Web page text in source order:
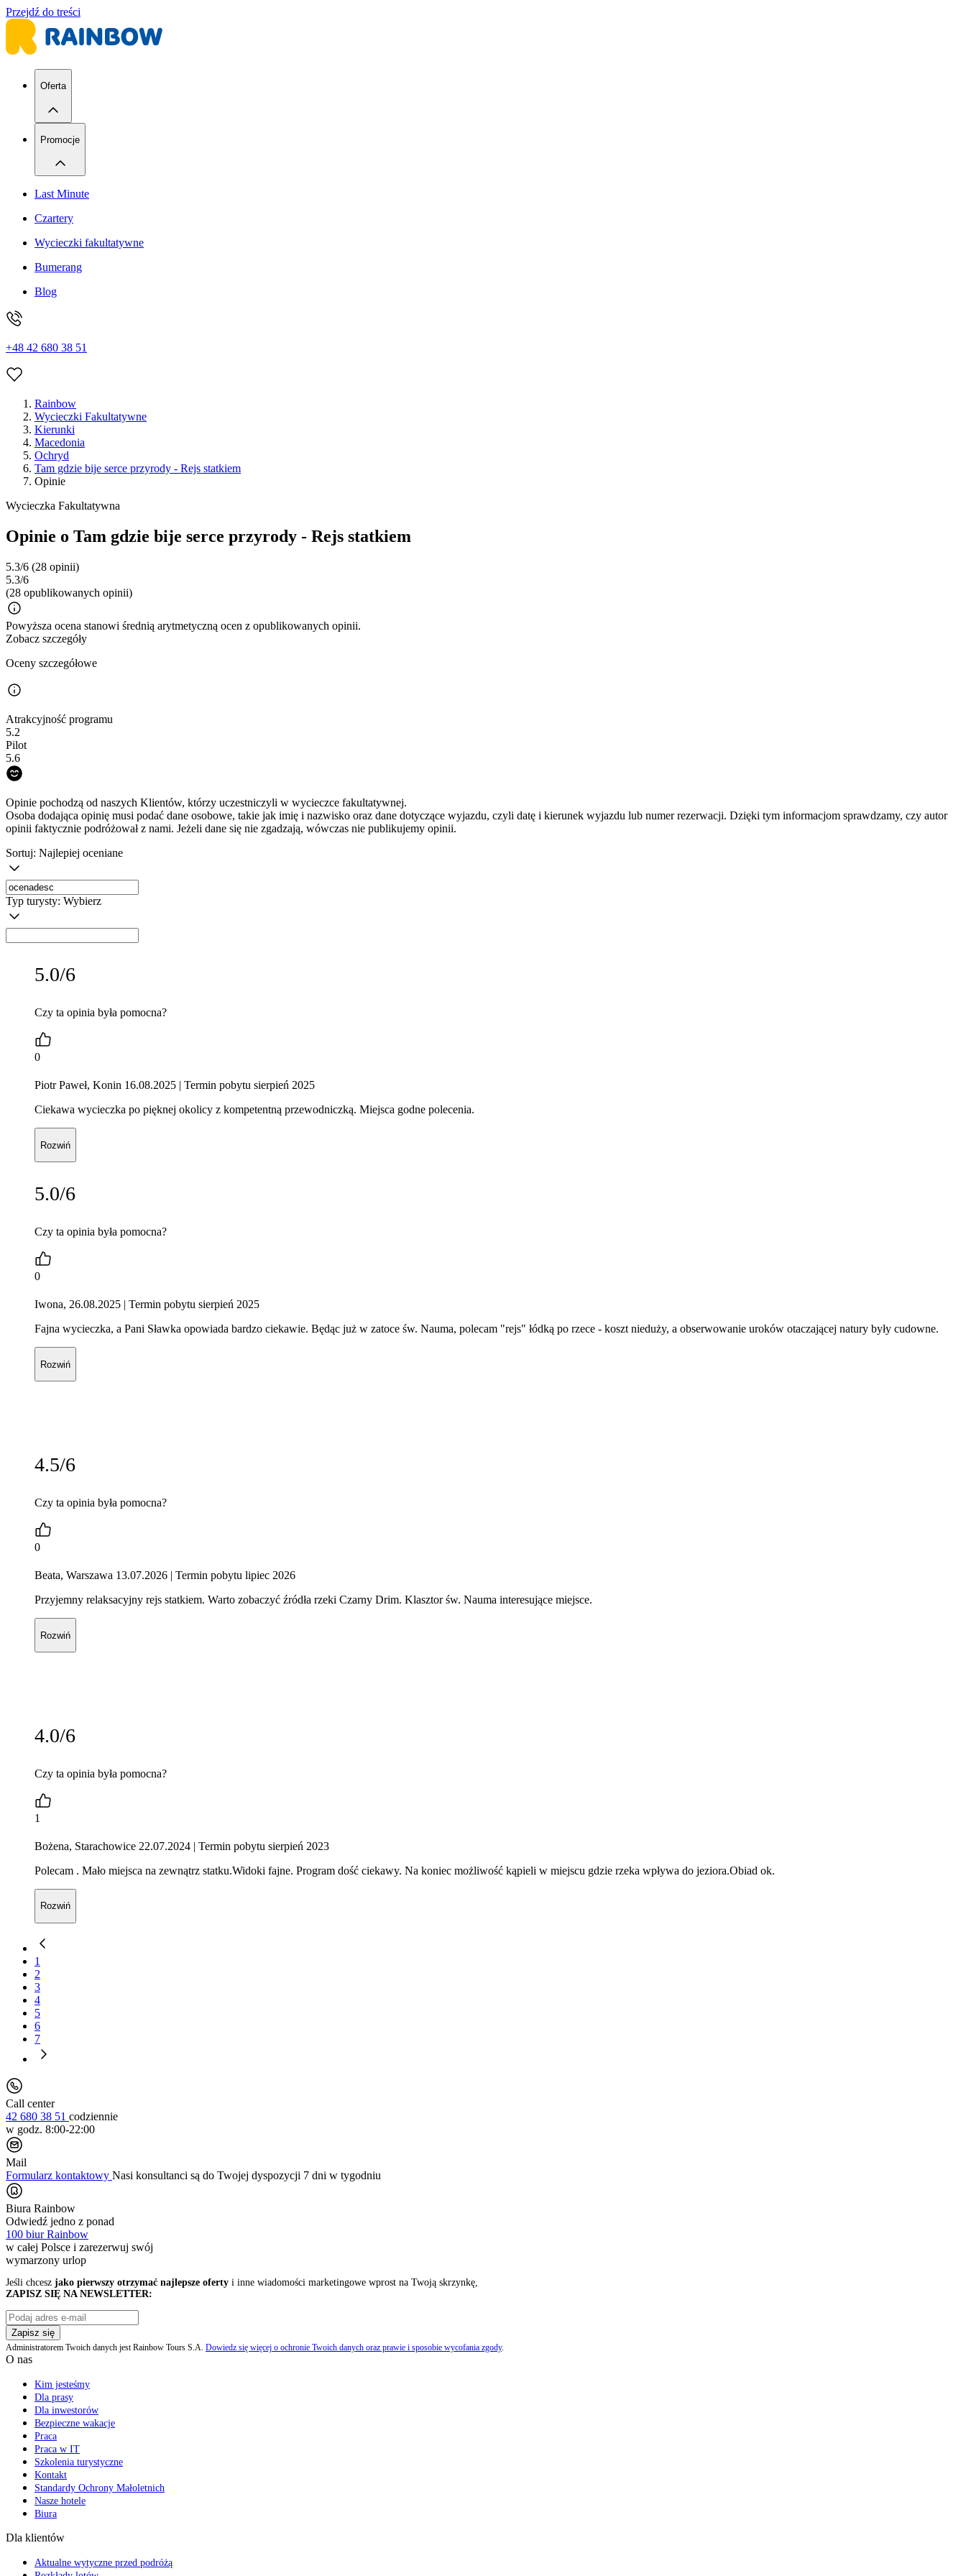
Przejdź do treści
Oferta
Promocje
Last Minute
Czartery
Wycieczki fakultatywne
Bumerang
Blog
+48 42 680 38 51
Rainbow
Wycieczki Fakultatywne
Kierunki
Macedonia
Ochryd
Tam gdzie bije serce przyrody - Rejs statkiem
Opinie
Wycieczka Fakultatywna
Opinie o Tam gdzie bije serce przyrody - Rejs statkiem
5.3/6 (28 opinii)
5.3/6
(28 opublikowanych opinii)
Powyższa ocena stanowi średnią arytmetyczną ocen z opublikowanych opinii.
Zobacz szczegóły
Oceny szczegółowe
Atrakcyjność programu
5.2
Pilot
5.6
Opinie pochodzą od naszych Klientów, którzy uczestniczyli w wycieczce fakultatywnej.
Osoba dodająca opinię musi podać dane osobowe, takie jak imię i nazwisko oraz dane dotyczące wyjazdu, czyli datę i kierunek wyjazdu lub numer rezerwacji. Dzięki tym informacjom sprawdzamy, czy autor
opinii faktycznie podróżował z nami. Jeżeli dane się nie zgadzają, wówczas nie publikujemy opinii.
Sortuj: Najlepiej oceniane
Typ turysty: Wybierz
5.0/6
Czy ta opinia była pomocna?
0
Piotr Paweł, Konin 16.08.2025 | Termin pobytu sierpień 2025
Ciekawa wycieczka po pięknej okolicy z kompetentną przewodniczką. Miejsca godne polecenia.
Rozwiń
5.0/6
Czy ta opinia była pomocna?
0
Iwona, 26.08.2025 | Termin pobytu sierpień 2025
Fajna wycieczka, a Pani Sławka opowiada bardzo ciekawie. Będąc już w zatoce św. Nauma, polecam "rejs" łódką po rzece - koszt nieduży, a obserwowanie uroków otaczającej natury były cudowne.
Rozwiń
4.5/6
Czy ta opinia była pomocna?
0
Beata, Warszawa 13.07.2026 | Termin pobytu lipiec 2026
Przyjemny relaksacyjny rejs statkiem. Warto zobaczyć źródła rzeki Czarny Drim. Klasztor św. Nauma interesujące miejsce.
Rozwiń
4.0/6
Czy ta opinia była pomocna?
1
Bożena, Starachowice 22.07.2024 | Termin pobytu sierpień 2023
Polecam . Mało miejsca na zewnątrz statku.Widoki fajne. Program dość ciekawy. Na koniec możliwość kąpieli w miejscu gdzie rzeka wpływa do jeziora.Obiad ok.
Rozwiń
1
2
3
4
5
6
7
Call center
42 680 38 51 codziennie
w godz. 8:00-22:00
Mail
Formularz kontaktowy Nasi konsultanci są do Twojej dyspozycji 7 dni w tygodniu
Biura Rainbow
Odwiedź jedno z ponad
100 biur Rainbow
w całej Polsce i zarezerwuj swój
wymarzony urlop
Jeśli chcesz jako pierwszy otrzymać najlepsze oferty i inne wiadomości marketingowe wprost na Twoją skrzynkę,
ZAPISZ SIĘ NA NEWSLETTER:
Zapisz się
Administratorem Twoich danych jest Rainbow Tours S.A. Dowiedz się więcej o ochronie Twoich danych oraz prawie i sposobie wycofania zgody.
O nas
Kim jesteśmy
Dla prasy
Dla inwestorów
Bezpieczne wakacje
Praca
Praca w IT
Szkolenia turystyczne
Kontakt
Standardy Ochrony Małoletnich
Nasze hotele
Biura
Dla klientów
Aktualne wytyczne przed podróżą